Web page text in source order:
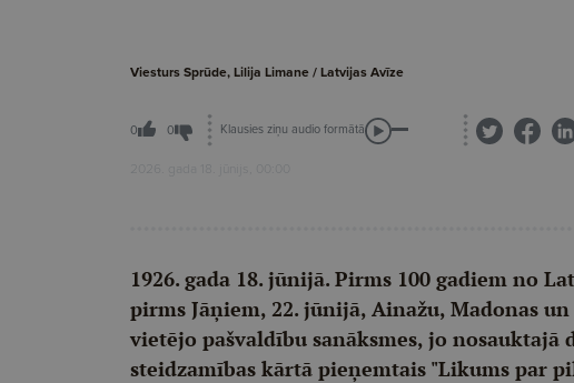
Viesturs Sprūde, Lilija Limane / Latvijas Avīze
0 0 Klausies ziņu audio formātā
2026. gada 18. jūnijs, 00:00
1926. gada 18. jūnijā. Pirms 100 gadiem no
pirms Jāņiem, 22. jūnijā, Ainažu, Madonas
vietējo pašvaldību sanāksmes, jo nosauktajā
steidzamības kārtā pieņemtais "Likums par